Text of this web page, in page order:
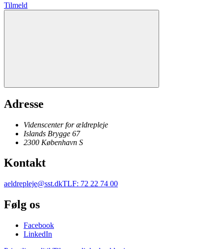
Tilmeld
Adresse
Videnscenter for ældrepleje
Islands Brygge 67
2300 København S
Kontakt
aeldrepleje@sst.dkTLF: 72 22 74 00
Følg os
Facebook
LinkedIn